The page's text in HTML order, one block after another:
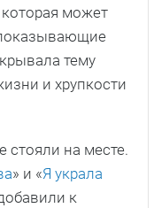
может
тему
и хрупкости
стояли на месте.
» и «Я украла
к